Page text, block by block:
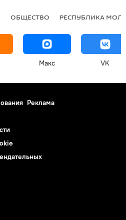
ОБЩЕСТВО РЕСПУБЛИКА
Макс VK
Реклама